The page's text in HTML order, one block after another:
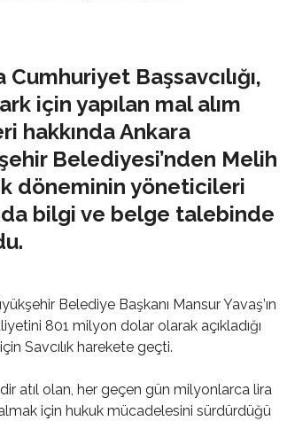
Cumhuriyet Başsavcılığı,
için yapılan mal alım
hakkında Ankara
Belediyesi’nden Melih
döneminin yöneticileri
bilgi ve belge talebinde
Belediye Başkanı Mansur Yavaş’ın
801 milyon dolar olarak açıkladığı
Savcılık harekete geçti.
atıl olan, her geçen gün milyonlarca lira
için hukuk mücadelesini sürdürdüğü